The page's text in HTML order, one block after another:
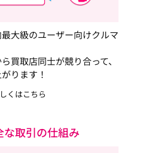
大級のユーザー向けクルマ
買取店同士が競り合って、
ります！
くはこちら
な取引の仕組み